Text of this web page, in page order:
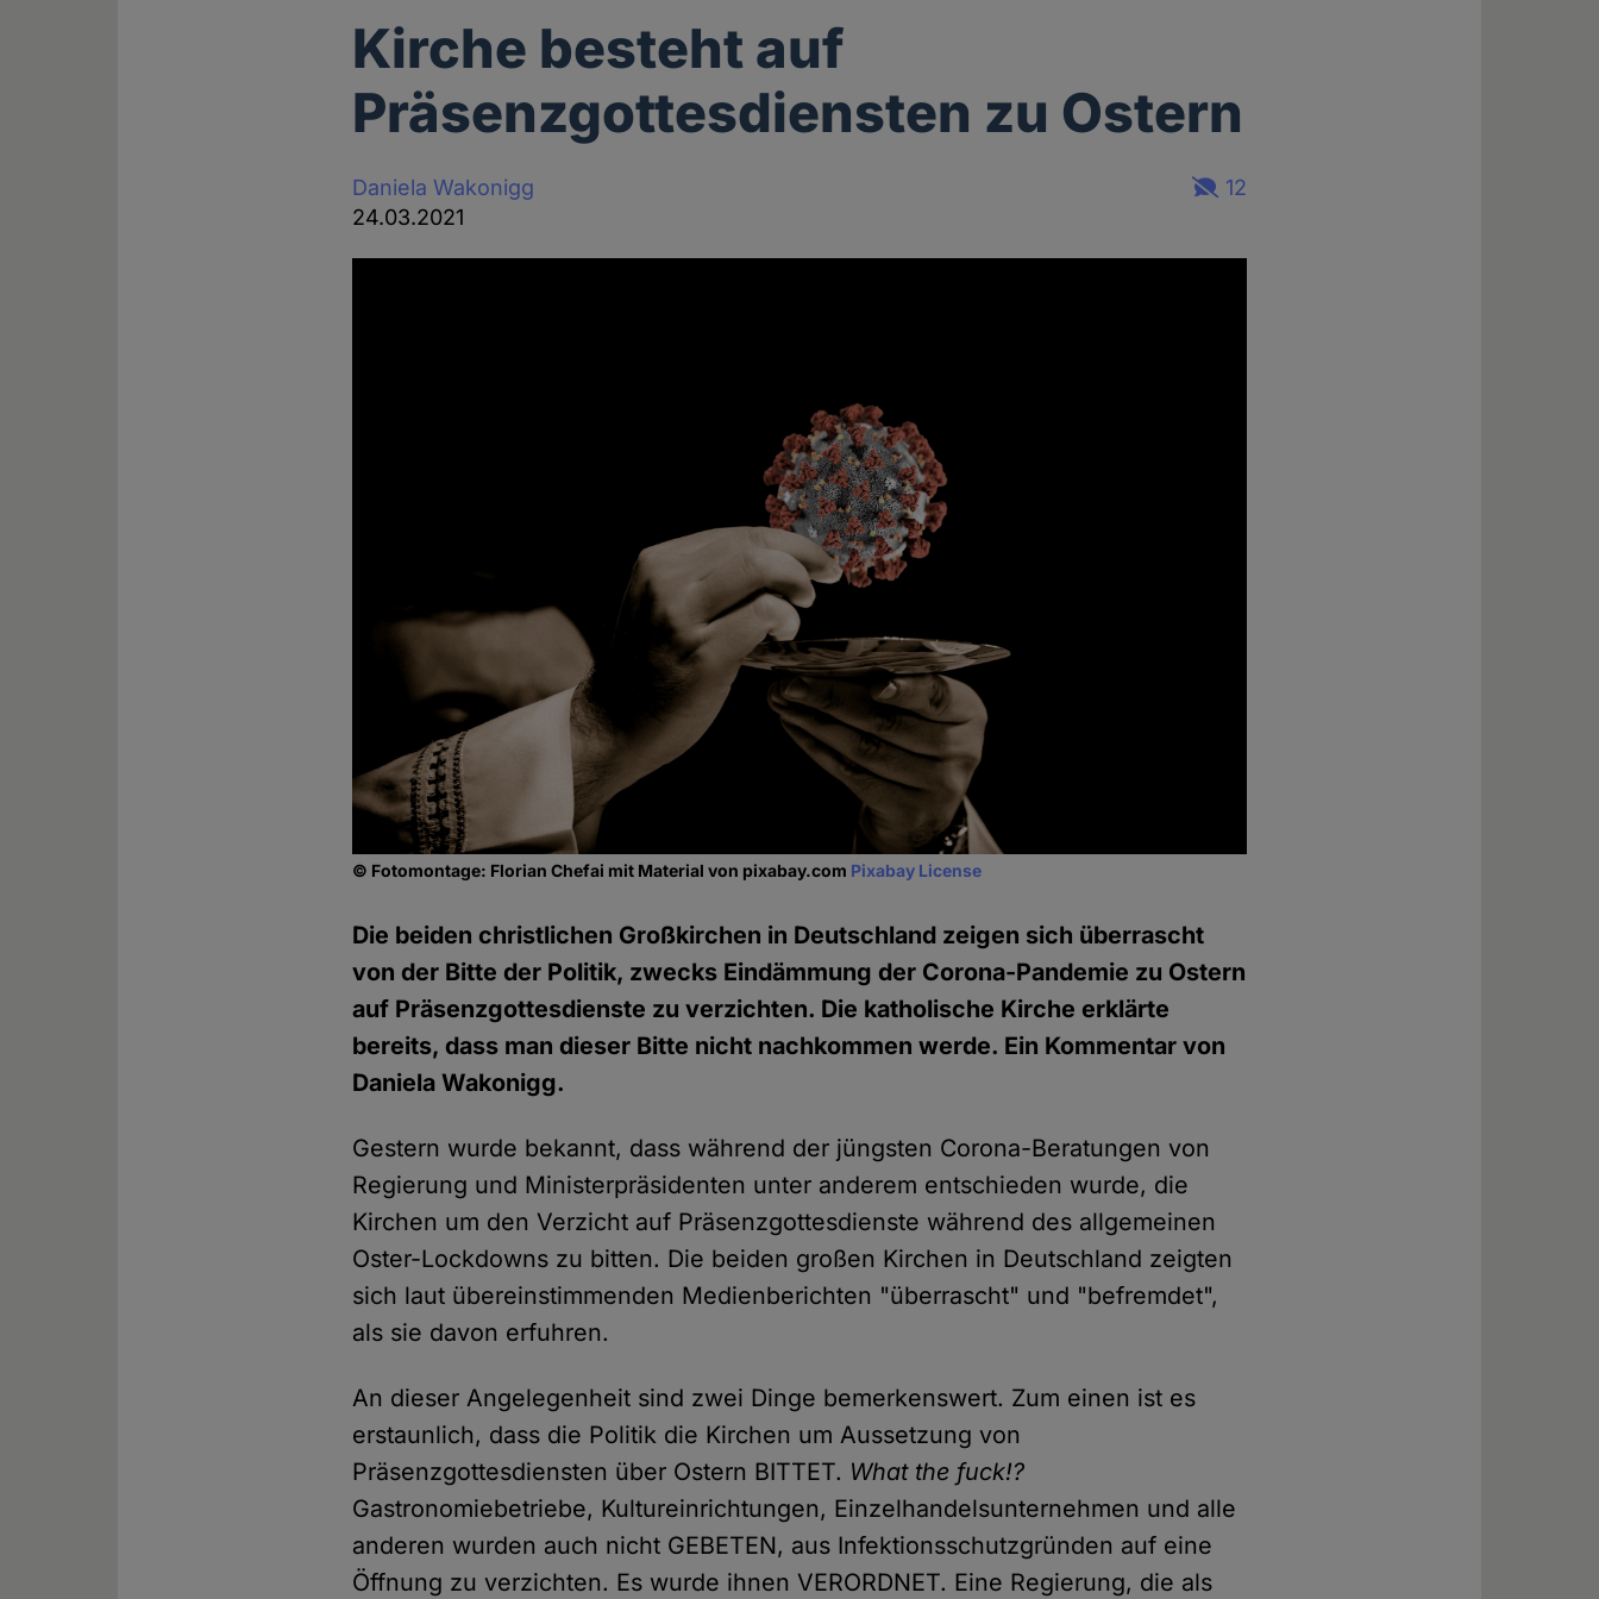
Kirche besteht auf
Präsenzgottesdiensten zu Ostern
Daniela Wakonigg
24.03.2021
12
© Fotomontage: Florian Chefai mit Material von pixabay.com Pixabay License
Die beiden christlichen Großkirchen in Deutschland zeigen sich überrascht
von der Bitte der Politik, zwecks Eindämmung der Corona-Pandemie zu Ostern
auf Präsenzgottesdienste zu verzichten. Die katholische Kirche erklärte
bereits, dass man dieser Bitte nicht nachkommen werde. Ein Kommentar von
Daniela Wakonigg.
Gestern wurde bekannt, dass während der jüngsten Corona-Beratungen von
Regierung und Ministerpräsidenten unter anderem entschieden wurde, die
Kirchen um den Verzicht auf Präsenzgottesdienste während des allgemeinen
Oster-Lockdowns zu bitten. Die beiden großen Kirchen in Deutschland zeigten
sich laut übereinstimmenden Medienberichten "überrascht" und "befremdet",
als sie davon erfuhren.
An dieser Angelegenheit sind zwei Dinge bemerkenswert. Zum einen ist es
erstaunlich, dass die Politik die Kirchen um Aussetzung von
Präsenzgottesdiensten über Ostern BITTET. What the fuck!?
Gastronomiebetriebe, Kultureinrichtungen, Einzelhandelsunternehmen und alle
anderen wurden auch nicht GEBETEN, aus Infektionsschutzgründen auf eine
Öffnung zu verzichten. Es wurde ihnen VERORDNET. Eine Regierung, die als